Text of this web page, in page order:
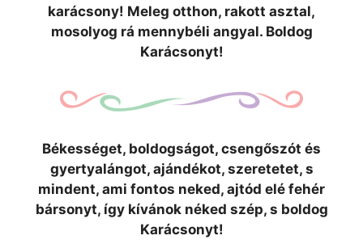
karácsony! Meleg otthon, rakott asztal,
mosolyog rá mennybéli angyal. Boldog
Karácsonyt!
Békességet, boldogságot, csengőszót és
gyertyalángot, ajándékot, szeretetet, s
mindent, ami fontos neked, ajtód elé fehér
bársonyt, így kívánok néked szép, s boldog
Karácsonyt!